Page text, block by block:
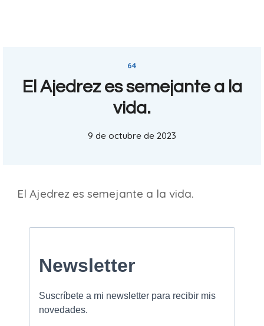
64
El Ajedrez es semejante a la
vida.
9 de octubre de 2023
El Ajedrez es semejante a la vida.